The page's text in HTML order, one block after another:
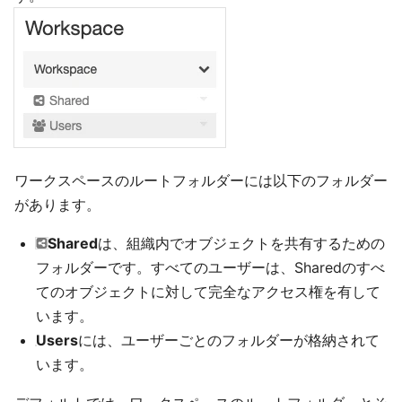
ワークスペースのルートフォルダーには以下のフォルダー
があります。
Sharedは、組織内でオブジェクトを共有するための
フォルダーです。すべてのユーザーは、Sharedのすべ
てのオブジェクトに対して完全なアクセス権を有して
います。
Usersには、ユーザーごとのフォルダーが格納されて
います。